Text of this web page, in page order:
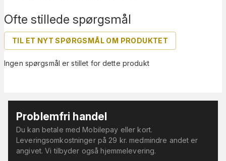
Ofte stillede spørgsmål
TIL ET NYT SPØRGSMÅL OM PRODUKTET
Ingen spørgsmål er stillet for dette produkt
Problemfri handel
Du kan betale med Mobilepay eller kort.
Leveringsomkostninger på 29 kr. medmindre andet er
angivet. Vi tilbyder også hjemmelevering.